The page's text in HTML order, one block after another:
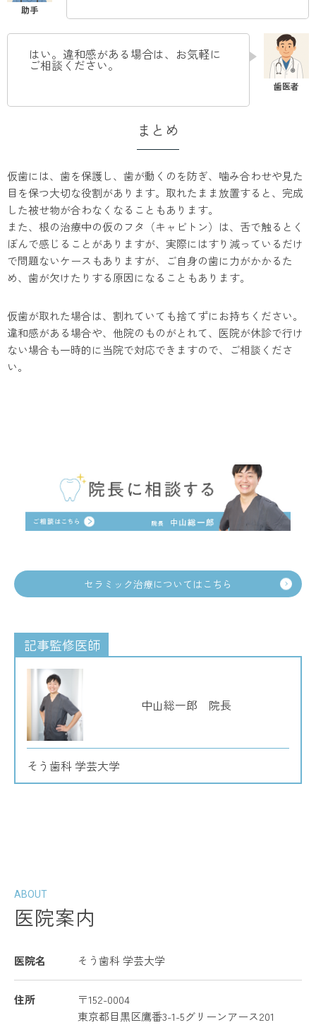
はい。違和感がある場合は、お気軽に
ご相談ください。
まとめ
仮歯には、歯を保護し、歯が動くのを防ぎ、噛み合わせや見た
目を保つ大切な役割があります。取れたまま放置すると、完成
した被せ物が合わなくなることもあります。
また、根の治療中の仮のフタ（キャビトン）は、舌で触るとく
ぼんで感じることがありますが、実際にはすり減っているだけ
で問題ないケースもありますが、ご自身の歯に力がかかるた
め、歯が欠けたりする原因になることもあります。
仮歯が取れた場合は、割れていても捨てずにお持ちください。
違和感がある場合や、他院のものがとれて、医院が休診で行け
ない場合も一時的に当院で対応できますので、ご相談くださ
い。
セラミック治療についてはこちら
記事監修医師
中山総一郎 院長
そう歯科 学芸大学
ABOUT
医院案内
医院名 そう歯科 学芸大学
住所
〒152-0004
東京都目黒区鷹番3-1-5グリーンアース201